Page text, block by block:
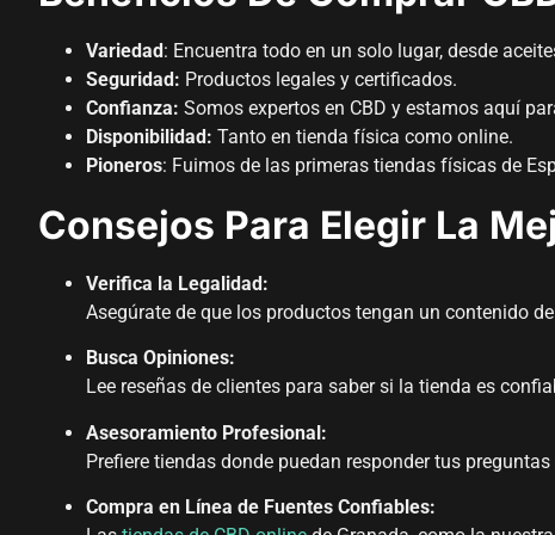
Variedad: Encuentra todo en un solo lugar, desde
Seguridad: Productos legales y certificados.
Confianza: Somos expertos en CBD y estamos aquí
Disponibilidad: Tanto en tienda física como online.
Pioneros: Fuimos de las primeras tiendas físicas de
Consejos Para Elegir La
Verifica la Legalidad:
Asegúrate de que los productos tengan un contenido
Busca Opiniones:
Lee reseñas de clientes para saber si la tienda es
Asesoramiento Profesional:
Prefiere tiendas donde puedan responder tus
Compra en Línea de Fuentes Confiables: